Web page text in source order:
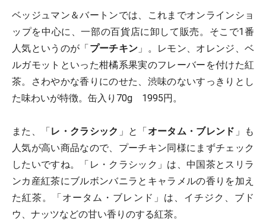
ベッジュマン＆バートンでは、これまでオンラインショ
ップを中心に、一部の百貨店に卸して販売。そこで1番
人気というのが「 プーチキン 」。レモン、オレンジ、ベ
ルガモットといった柑橘系果実のフレーバーを付けた紅
茶。さわやかな香りにのせた、渋味のないすっきりとし
た味わいが特徴。缶入り70g 1995円。
また、「 レ・クラシック 」と「 オータム・ブレンド 」も
人気が高い商品なので、プーチキン同様にまずチェック
したいですね。「レ・クラシック」は、中国茶とスリラ
ンカ産紅茶にブルボンバニラとキャラメルの香りを加え
た紅茶。「オータム・ブレンド」は、イチジク、ブド
ウ、ナッツなどの甘い香りのする紅茶。